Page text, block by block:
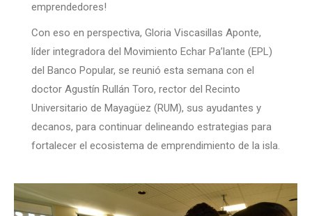
emprendedores!
Con eso en perspectiva, Gloria Viscasillas Aponte,
líder integradora del Movimiento Echar Pa’lante (EPL)
del Banco Popular, se reunió esta semana con el
doctor Agustín Rullán Toro, rector del Recinto
Universitario de Mayagüez (RUM), sus ayudantes y
decanos, para continuar delineando estrategias para
fortalecer el ecosistema de emprendimiento de la isla.